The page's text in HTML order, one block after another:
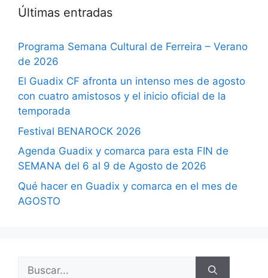
Últimas entradas
Programa Semana Cultural de Ferreira – Verano
de 2026
El Guadix CF afronta un intenso mes de agosto
con cuatro amistosos y el inicio oficial de la
temporada
Festival BENAROCK 2026
Agenda Guadix y comarca para esta FIN de
SEMANA del 6 al 9 de Agosto de 2026
Qué hacer en Guadix y comarca en el mes de
AGOSTO